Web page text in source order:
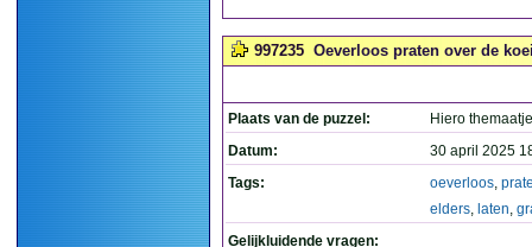
997235 Oeverloos praten over de
Plaats van de puzzel:
Hiero themaatje
Datum:
30 april 2025
Tags:
oeverloos,
elders, laten,
Gelijkluidende vragen: